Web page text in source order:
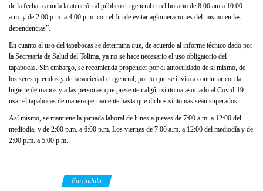
de la fecha reanuda la atención al público en general en el horario de 8:00 am a 10:00
a.m. y de 2:00 p.m. a 4:00 p.m. con el fin de evitar aglomeraciones del mismo en las
dependencias”.
En cuanto al uso del tapabocas se determina que, de acuerdo al informe técnico dado por
la Secretaría de Salud del Tolima, ya no se hace necesario el uso obligatorio del
tapabocas. Sin embargo, se recomienda propender por el autocuidado de sí mismo, de
los seres queridos y de la sociedad en general, por lo que se invita a continuar con la
higiene de manos y a las personas que presenten algún síntoma asociado al Covid-19
usar el tapabocas de manera permanente hasta que dichos síntomas sean superados.
Así mismo, se mantiene la jornada laboral de lunes a jueves de 7:00 a.m. a 12:00 del
mediodía, y de 2:00 p.m. a 6:00 p.m. Los viernes de 7:00 a.m. a 12:00 del mediodía y de
2:00 p.m. a 5:00 p.m.
Farándula